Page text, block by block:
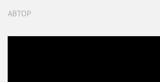
АВТОР